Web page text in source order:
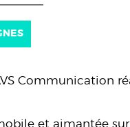
Communication
et aimantée